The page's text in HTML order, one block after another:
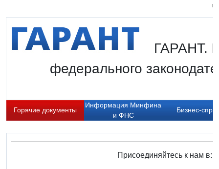
ГАРАНТ.
федерального
Горячие документы
Информация Минфина
и ФНС
Бизнес-
Присоединяйтесь к нам в: